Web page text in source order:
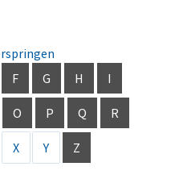
F G H I
O P Q R
X Y Z